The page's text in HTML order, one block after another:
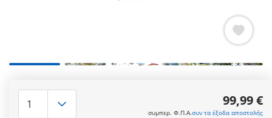
+3
Περισσότερες πληροφορίες
99,99 €
συμπερ. Φ.Π.Α.συν τα έξοδα αποστολής